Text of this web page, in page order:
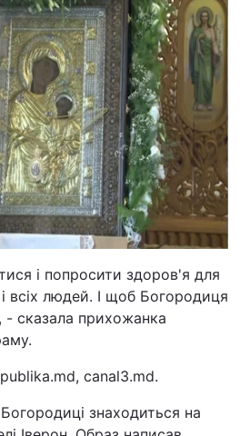
і попросити здоров'я для
і всіх людей. І щоб Богородиця
сказала прихожанка
canal3.md.
знаходиться на